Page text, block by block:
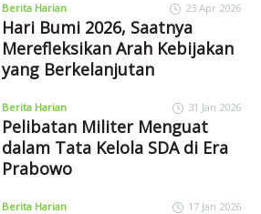
Berita Harian 23 Apr 2026
Hari Bumi 2026, Saatnya
Merefleksikan Arah Kebijakan
yang Berkelanjutan
Berita Harian 31 Jan 2026
Pelibatan Militer Menguat
dalam Tata Kelola SDA di Era
Prabowo
Berita Harian 17 Jan 2026